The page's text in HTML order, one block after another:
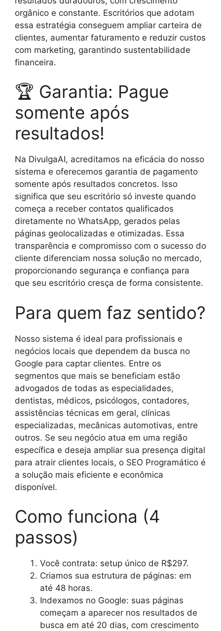
orgânico e constante. Escritórios que adotam
essa estratégia conseguem ampliar carteira de
clientes, aumentar faturamento e reduzir custos
com marketing, garantindo sustentabilidade
financeira.
🏆 Garantia: Pague
somente após
resultados!
Na DivulgaAI, acreditamos na eficácia do nosso
sistema e oferecemos garantia de pagamento
somente após resultados concretos. Isso
significa que seu escritório só investe quando
começa a receber contatos qualificados
diretamente no WhatsApp, gerados pelas
páginas geolocalizadas e otimizadas. Essa
transparência e compromisso com o sucesso do
cliente diferenciam nossa solução no mercado,
proporcionando segurança e confiança para
que seu escritório cresça de forma consistente.
Para quem faz sentido?
Nosso sistema é ideal para profissionais e
negócios locais que dependem da busca no
Google para captar clientes. Entre os
segmentos que mais se beneficiam estão
advogados de todas as especialidades,
dentistas, médicos, psicólogos, contadores,
assistências técnicas em geral, clínicas
especializadas, mecânicas automotivas, entre
outros. Se seu negócio atua em uma região
específica e deseja ampliar sua presença digital
para atrair clientes locais, o SEO Programático é
a solução mais eficiente e econômica
disponível.
Como funciona (4
passos)
Você contrata: setup único de R$297.
Criamos sua estrutura de páginas: em
até 48 horas.
Indexamos no Google: suas páginas
começam a aparecer nos resultados de
busca em até 20 dias, com crescimento